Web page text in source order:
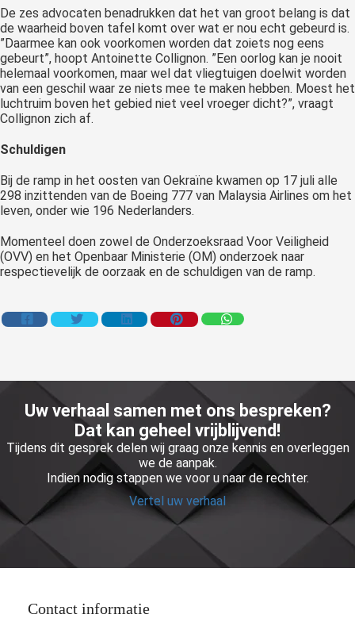
De zes advocaten benadrukken dat het van groot belang is dat
de waarheid boven tafel komt over wat er nou echt gebeurd is.
”Daarmee kan ook voorkomen worden dat zoiets nog eens
gebeurt”, hoopt Antoinette Collignon. ”Een oorlog kan je nooit
helemaal voorkomen, maar wel dat vliegtuigen doelwit worden
van een geschil waar ze niets mee te maken hebben. Moest het
luchtruim boven het gebied niet veel vroeger dicht?”, vraagt
Collignon zich af.
Schuldigen
Bij de ramp in het oosten van Oekraïne kwamen op 17 juli alle
298 inzittenden van de Boeing 777 van Malaysia Airlines om het
leven, onder wie 196 Nederlanders.
Momenteel doen zowel de Onderzoeksraad Voor Veiligheid
(OVV) en het Openbaar Ministerie (OM) onderzoek naar
respectievelijk de oorzaak en de schuldigen van de ramp.
Uw verhaal samen met ons bespreken?
Dat kan geheel vrijblijvend!
Tijdens dit gesprek delen wij graag onze kennis en overleggen
we de aanpak.
Indien nodig stappen we voor u naar de rechter.
Vertel uw verhaal
Contact informatie